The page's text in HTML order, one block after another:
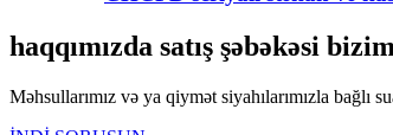
haqqımızda satış şəbəkəsi
Məhsullarımız və ya qiymət siyahılarımızla bağlı